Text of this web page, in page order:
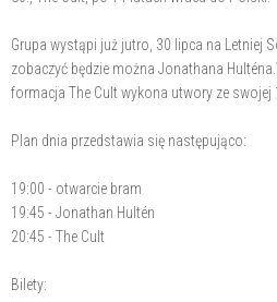
Grupa wystąpi już jutro, 30 lipca na Letniej
zobaczyć będzie można Jonathana
formacja The Cult wykona utwory ze swojej
Plan dnia przedstawia się następująco:
19:00 - otwarcie bram
19:45 - Jonathan Hultén
20:45 - The Cult
Bilety: